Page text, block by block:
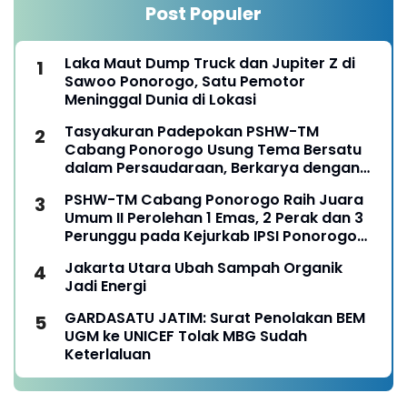
Post Populer
Laka Maut Dump Truck dan Jupiter Z di
Sawoo Ponorogo, Satu Pemotor
Meninggal Dunia di Lokasi
Tasyakuran Padepokan PSHW-TM
Cabang Ponorogo Usung Tema Bersatu
dalam Persaudaraan, Berkarya dengan
Tanggungjawab
PSHW-TM Cabang Ponorogo Raih Juara
Umum II Perolehan 1 Emas, 2 Perak dan 3
Perunggu pada Kejurkab IPSI Ponorogo
Jakarta Utara Ubah Sampah Organik
Jadi Energi
GARDASATU JATIM: Surat Penolakan BEM
UGM ke UNICEF Tolak MBG Sudah
Keterlaluan